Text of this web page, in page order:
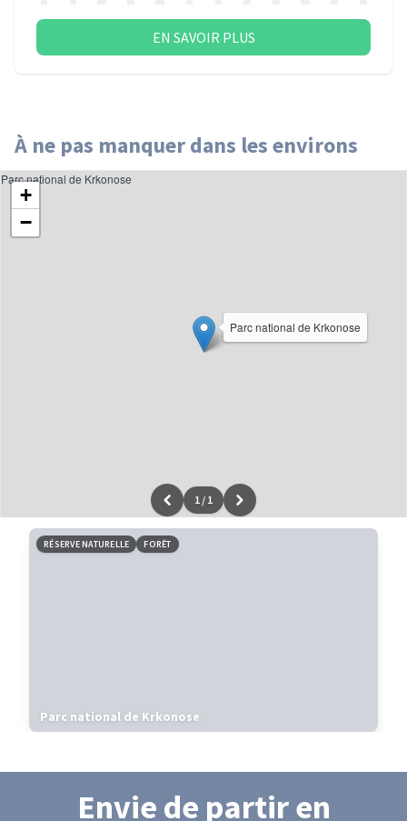
EN SAVOIR PLUS
À ne pas manquer dans les environs
Parc national de Krkonose
+
−
Leaflet|données ©OpenStreetMap/ODbL - renduOSM France
Parc national de Krkonose
1 / 1
RÉSERVE NATURELLE FORÊT
Parc national de Krkonose
Envie de partiren